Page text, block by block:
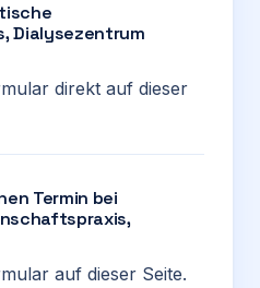
Dialysezentrum
direkt auf dieser
Termin bei
auf dieser Seite.